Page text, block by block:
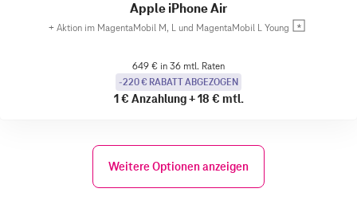
Apple iPhone Air
+ Aktion im MagentaMobil M, L und MagentaMobil L Young
649 € in 36 mtl. Raten
-220 € RABATT ABGEZOGEN
1 € Anzahlung+18 € mtl.
Weitere Optionen anzeigen